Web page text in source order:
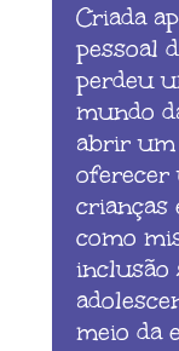
Criada
pessoal
perdeu
mundo
abrir um
oferecer
crianças
como
inclusão
meio da